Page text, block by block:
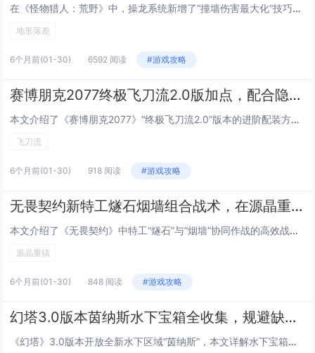
在《怪物猎人：荒野》中，操龙系统新增了“撞墙伤害最大化”技巧：通过精准操控飞龙，利用地形高低差（如悬崖、断壁或阶梯状岩层）制造连续三次撞墙机会，具体操作是先骑乘飞龙高速俯冲接近垂直岩壁，在即将触壁瞬间微调方向使龙首撞击墙面，借助反弹力跃起后...
地形落差
6个月前(01-30) 6592 阅读 #游戏攻略
赛博朋克2077终极飞刀流2.0版加点，配合隐藏协议DLC新义体的秒杀流配装
本文介绍了《赛博朋克2077》“终极飞刀流2.0”版本的进阶配装方案，专为配合“往日之影”DLC新增的隐藏协议义体系统优化，该流派以高暴击、瞬杀为核心，主加冷兵器（尤其飞刀专精）、潜行与义体接口，关键技能包括“刀锋舞者”“致命投掷”及“静默...
飞刀流
6个月前(01-30) 918 阅读 #游戏攻略
无畏契约新特工燧石烟墙组合战术，在源晶重镇地图的A点必胜进攻策略
本文介绍了《无畏契约》中特工“燧石”与“烟墙”协同作战的高效战术，聚焦于“源晶重镇”地图A点的进攻突破，燧石利用其可部署的爆炸性火种装置制造混乱、压制守点，配合烟墙释放大范围持续性烟幕，遮蔽敌方视野并掩护队友推进路径，该组合强调节奏控制与时...
源晶重镇
6个月前(01-30) 848 阅读 #游戏攻略
幻塔3.0版本茵纳斯水下宝箱全收集，规避缺氧与巨兽追击的最短搜寻路线
《幻塔》3.0版本开放全新水下区域“茵纳斯”，本文详解水下宝箱全收集攻略，针对水下缺氧机制与随机刷新的巨型威胁生物（巨兽），优化出一条高效、安全的最短搜寻路线：优先利用“深海呼吸”技能与氧气补给点，按顺时针分区块推进，避开高危巡逻路径；标注...